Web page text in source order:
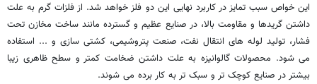
این خواص سبب تمایز در کاربرد نهایی این دو فلز خواهد شد. از فلزات گرم به علت
داشتن گریدها و مقاومت بالا، در صنایع عظیم و گسترده مانند ساخت مخازن تحت
فشار، تولید لوله های انتقال نفت، صنعت پتروشیمی، کشتی سازی و ... استفاده
می شود. محصولات گالوانیزه به علت داشتن ضخامت کمتر و سطح ظاهری زیبا
بیشتر در صنایع کوچک تر و سبک تر به کار برده می شوند.